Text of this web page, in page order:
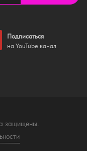
Подписаться
на YouTube канал
защищены.